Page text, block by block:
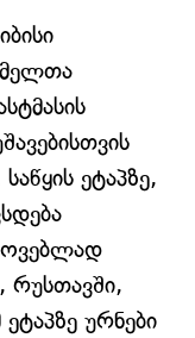
ეტაპზე,
რუსთავში,
ურნები